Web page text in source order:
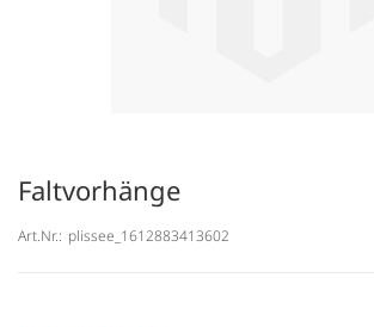
Faltvorhänge
Art.Nr.: plissee_1612883413602